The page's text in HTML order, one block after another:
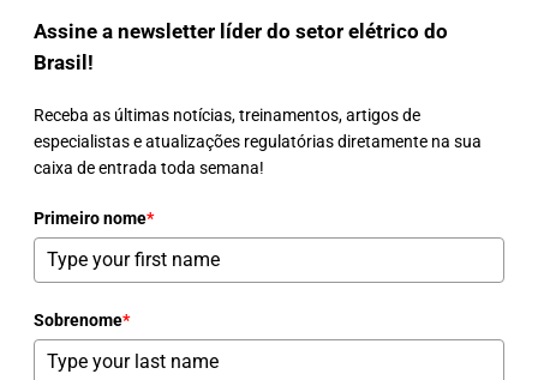
Assine a newsletter líder do setor elétrico do
Brasil!
Receba as últimas notícias, treinamentos, artigos de
especialistas e atualizações regulatórias diretamente na sua
caixa de entrada toda semana!
Primeiro nome*
Sobrenome*